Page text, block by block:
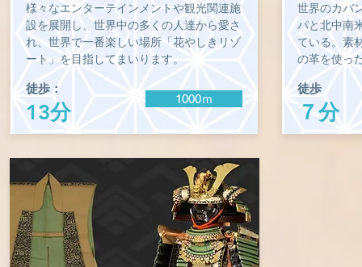
様々なエンターテインメントや観光関連施
設を展開し、世界中の多くの人達から愛さ
れ、世界で一番楽しい場所「花やしきリゾ
ート」を目指してまいります。
徒歩：
13分
1000ｍ
世界のカバ
パと北中南
ている。素
の革を使っ
徒歩
７分